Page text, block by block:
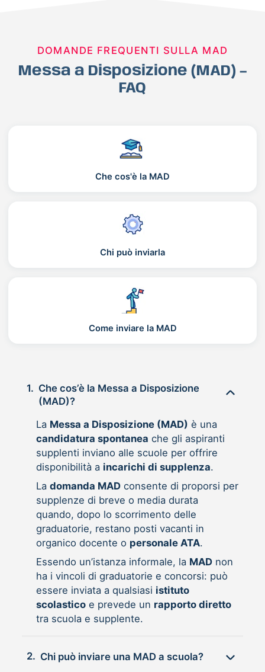
DOMANDE FREQUENTI SULLA MAD
Messa a Disposizione (MAD) –
FAQ
Che cos'è la MAD
Chi può inviarla
Come inviare la MAD
1. Che cos’è la Messa a Disposizione
(MAD)?
La Messa a Disposizione (MAD) è una
candidatura spontanea che gli aspiranti
supplenti inviano alle scuole per offrire
disponibilità a incarichi di supplenza.
La domanda MADconsente di proporsi per
supplenze di breve o media durata
quando, dopo lo scorrimento delle
graduatorie, restano posti vacanti in
organico docente o personale ATA.
Essendo un’istanza informale, la MADnon
ha i vincoli di graduatorie e concorsi: può
essere inviata a qualsiasi istituto
scolasticoe prevede un rapporto diretto
tra scuola e supplente.
2. Chi può inviare una MAD a scuola?